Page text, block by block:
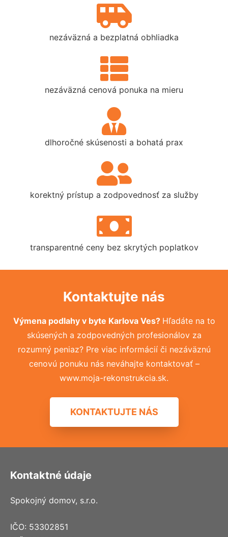
nezáväzná a bezplatná obhliadka
nezáväzná cenová ponuka na mieru
dlhoročné skúsenosti a bohatá prax
korektný prístup a zodpovednosť za služby
transparentné ceny bez skrytých poplatkov
Kontaktujte nás
Výmena podlahy v byte Karlova Ves? Hľadáte na to
skúsených a zodpovedných profesionálov za
rozumný peniaz? Pre viac informácií či nezáväznú
cenovú ponuku nás neváhajte kontaktovať –
www.moja-rekonstrukcia.sk.
KONTAKTUJTE NÁS
Kontaktné údaje
Spokojný domov, s.r.o.
IČO: 53302851